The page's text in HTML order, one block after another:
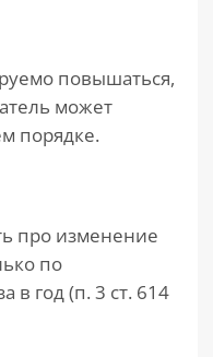
повышаться,
может
порядке.
про изменение
по
в год (п. 3 ст. 614